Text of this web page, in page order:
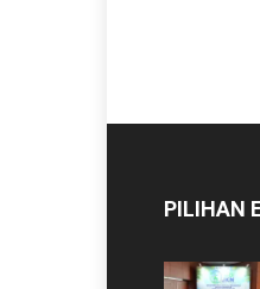
PILIHAN